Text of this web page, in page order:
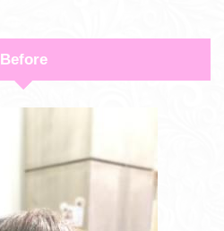
Before